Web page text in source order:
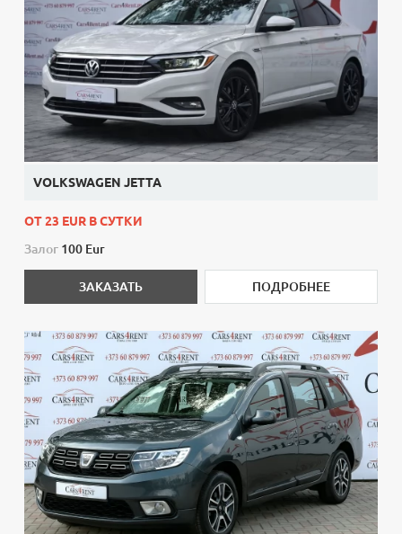
VOLKSWAGEN JETTA
ОТ 23 EUR В СУТКИ
Залог 100 Eur
ЗАКАЗАТЬ ПОДРОБНЕЕ